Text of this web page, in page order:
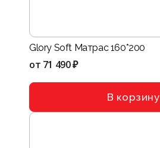
Glory Soft Матрас 160*200
от 71 490 ₽
В корзину